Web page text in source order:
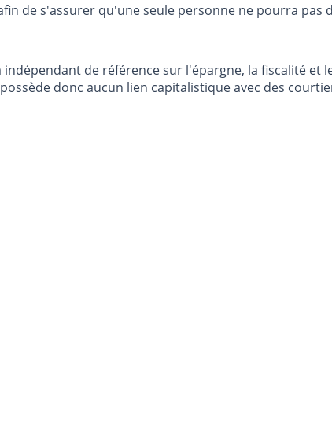
de s'assurer qu'une seule personne ne pourra
de référence sur l'épargne, la fiscalité
donc aucun lien capitalistique avec des